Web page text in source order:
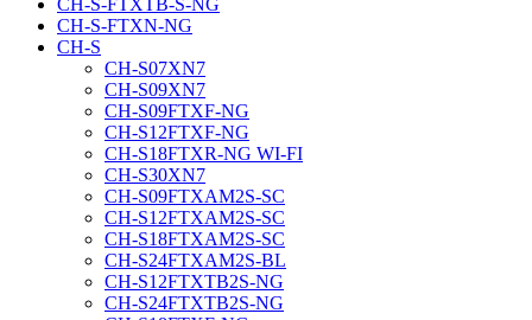
CH-S-FTXTB-S-NG
CH-S-FTXN-NG
CH-S
CH-S07XN7
CH-S09XN7
CH-S09FTXF-NG
CH-S12FTXF-NG
CH-S18FTXR-NG WI-FI
CH-S30XN7
CH-S09FTXAM2S-SC
CH-S12FTXAM2S-SC
CH-S18FTXAM2S-SC
CH-S24FTXAM2S-BL
CH-S12FTXTB2S-NG
CH-S24FTXTB2S-NG